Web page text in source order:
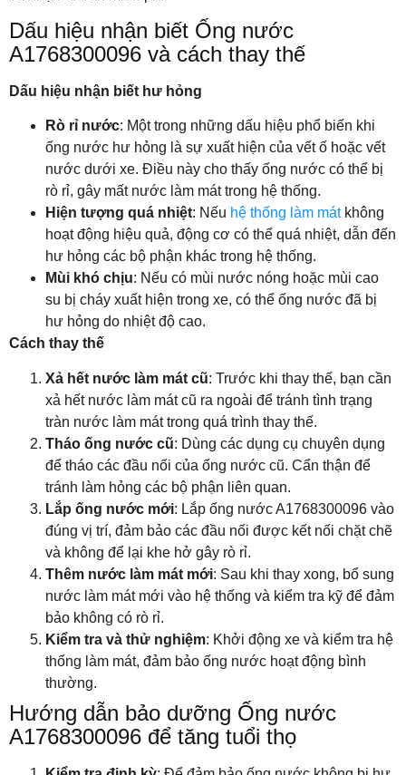
Dấu hiệu nhận biết Ống nước
A1768300096 và cách thay thế
Dấu hiệu nhận biết hư hỏng
Rò rỉ nước: Một trong những dấu hiệu phổ biến khi
ống nước hư hỏng là sự xuất hiện của vết ố hoặc vết
nước dưới xe. Điều này cho thấy ống nước có thể bị
rò rỉ, gây mất nước làm mát trong hệ thống.
Hiện tượng quá nhiệt: Nếu hệ thống làm mátkhông
hoạt động hiệu quả, động cơ có thể quá nhiệt, dẫn đến
hư hỏng các bộ phận khác trong hệ thống.
Mùi khó chịu: Nếu có mùi nước nóng hoặc mùi cao
su bị cháy xuất hiện trong xe, có thể ống nước đã bị
hư hỏng do nhiệt độ cao.
Cách thay thế
Xả hết nước làm mát cũ: Trước khi thay thế, bạn cần
xả hết nước làm mát cũ ra ngoài để tránh tình trạng
tràn nước làm mát trong quá trình thay thế.
Tháo ống nước cũ: Dùng các dụng cụ chuyên dụng
để tháo các đầu nối của ống nước cũ. Cẩn thận để
tránh làm hỏng các bộ phận liên quan.
Lắp ống nước mới: Lắp ống nước A1768300096 vào
đúng vị trí, đảm bảo các đầu nối được kết nối chặt chẽ
và không để lại khe hở gây rò rỉ.
Thêm nước làm mát mới: Sau khi thay xong, bổ sung
nước làm mát mới vào hệ thống và kiểm tra kỹ để đảm
bảo không có rò rỉ.
Kiểm tra và thử nghiệm: Khởi động xe và kiểm tra hệ
thống làm mát, đảm bảo ống nước hoạt động bình
thường.
Hướng dẫn bảo dưỡng Ống nước
A1768300096 để tăng tuổi thọ